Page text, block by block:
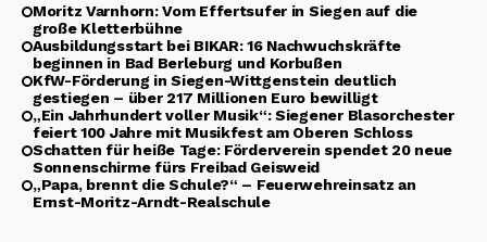
Moritz Varnhorn: Vom Effertsufer in Siegen auf die
große Kletterbühne
Ausbildungsstart bei BIKAR: 16 Nachwuchskräfte
beginnen in Bad Berleburg und Korbußen
KfW-Förderung in Siegen-Wittgenstein deutlich
gestiegen – über 217 Millionen Euro bewilligt
„Ein Jahrhundert voller Musik“: Siegener Blasorchester
feiert 100 Jahre mit Musikfest am Oberen Schloss
Schatten für heiße Tage: Förderverein spendet 20 neue
Sonnenschirme fürs Freibad Geisweid
„Papa, brennt die Schule?“ – Feuerwehreinsatz an
Ernst-Moritz-Arndt-Realschule